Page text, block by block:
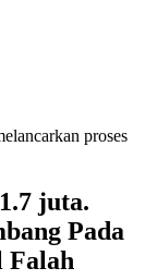
proses
juta.
Pada
Falah